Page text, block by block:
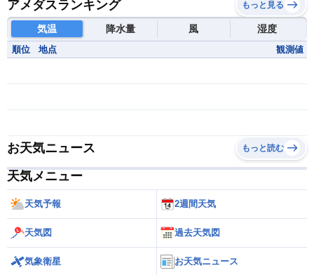
アメダスランキング もっと見る
気温 降水量 風 湿度
順位 地点 観測値
お天気ニュース もっと読む
天気メニュー
天気予報 2週間天気
天気図 過去天気図
気象衛星 お天気ニュース